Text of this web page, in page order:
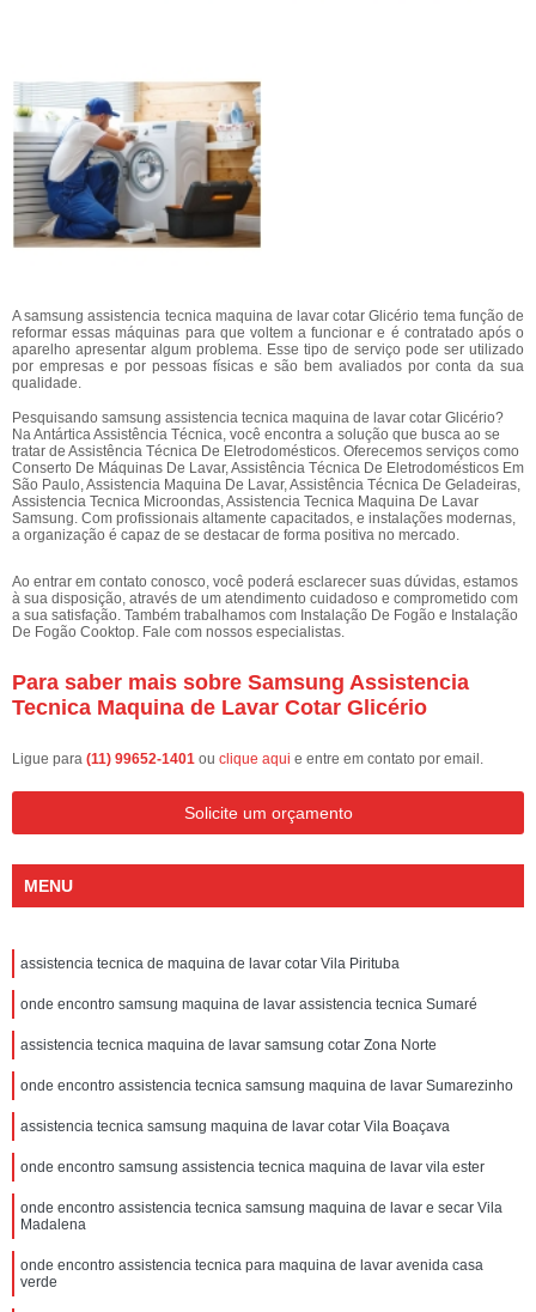
A samsung assistencia tecnica maquina de lavar cotar Glicério tema função de
reformar essas máquinas para que voltem a funcionar e é contratado após o
aparelho apresentar algum problema. Esse tipo de serviço pode ser utilizado
por empresas e por pessoas físicas e são bem avaliados por conta da sua
qualidade.
Pesquisando samsung assistencia tecnica maquina de lavar cotar Glicério?
Na Antártica Assistência Técnica, você encontra a solução que busca ao se
tratar de Assistência Técnica De Eletrodomésticos. Oferecemos serviços como
Conserto De Máquinas De Lavar, Assistência Técnica De Eletrodomésticos Em
São Paulo, Assistencia Maquina De Lavar, Assistência Técnica De Geladeiras,
Assistencia Tecnica Microondas, Assistencia Tecnica Maquina De Lavar
Samsung. Com profissionais altamente capacitados, e instalações modernas,
a organização é capaz de se destacar de forma positiva no mercado.
Ao entrar em contato conosco, você poderá esclarecer suas dúvidas, estamos
à sua disposição, através de um atendimento cuidadoso e comprometido com
a sua satisfação. Também trabalhamos com Instalação De Fogão e Instalação
De Fogão Cooktop. Fale com nossos especialistas.
Para saber mais sobre Samsung Assistencia
Tecnica Maquina de Lavar Cotar Glicério
Ligue para (11) 99652-1401 ou clique aqui e entre em contato por email.
Solicite um orçamento
MENU
assistencia tecnica de maquina de lavar cotar Vila Pirituba
onde encontro samsung maquina de lavar assistencia tecnica Sumaré
assistencia tecnica maquina de lavar samsung cotar Zona Norte
onde encontro assistencia tecnica samsung maquina de lavar Sumarezinho
assistencia tecnica samsung maquina de lavar cotar Vila Boaçava
onde encontro samsung assistencia tecnica maquina de lavar vila ester
onde encontro assistencia tecnica samsung maquina de lavar e secar Vila
Madalena
onde encontro assistencia tecnica para maquina de lavar avenida casa
verde